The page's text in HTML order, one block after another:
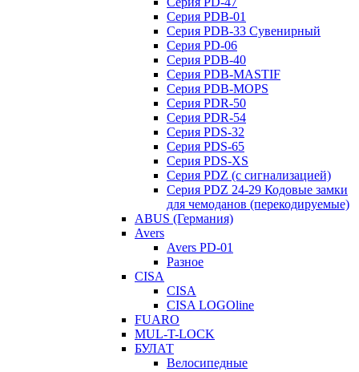
Серия PDB-01
Серия PDB-33 Сувенирный
Серия PD-06
Серия PDB-40
Серия PDB-MASTIF
Серия PDB-MOPS
Серия PDR-50
Серия PDR-54
Серия PDS-32
Серия PDS-65
Серия PDS-XS
Серия PDZ (с сигнализацией)
Серия PDZ 24-29 Кодовые замки
для чемоданов (перекодируемые)
ABUS (Германия)
Avers
Avers PD-01
Разное
CISA
CISA
CISA LOGOline
FUARO
MUL-T-LOCK
БУЛАТ
Велосипедные